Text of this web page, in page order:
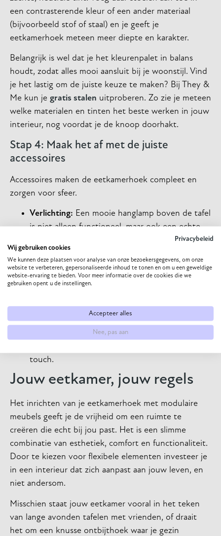
een contrasterende kleur of een ander materiaal
(bijvoorbeeld stof of staal) en je geeft je
eetkamerhoek meteen meer diepte en karakter.
Belangrijk is wel dat je het kleurenpalet in balans
houdt, zodat alles mooi aansluit bij je woonstijl. Vind
je het lastig om de juiste keuze te maken? Bij They &
Me kun je gratis stalen uitproberen. Zo zie je meteen
welke materialen en tinten het beste werken in jouw
interieur, nog voordat je de knoop doorhakt.
Stap 4: Maak het af met de juiste
accessoires
Accessoires maken de eetkamerhoek compleet en
zorgen voor sfeer.
Verlichting: Een mooie hanglamp boven de tafel
is niet alleen functioneel, maar ook een echte
blikvanger. Kies voor dimbare verlichting om de
Textiel: Kussensop de eetkamerbank zorgen
voor extra comfort en kleur. Een vloerkleed
een gevoel van warmte en eenheid creëren.
Decoratie:Een vaas met bloemen op tafel, een
paar mooie kandelaars of een kunstwerk aan de
touch.
Jouw eetkamer, jouw regels
Het inrichten van je eetkamerhoek met modulaire
meubels geeft je de vrijheid om een ruimte te
creëren die echt bij jou past. Het is een slimme
combinatie van esthetiek, comfort en functionaliteit.
Door te kiezen voor flexibele elementen investeer je
in een interieur dat zich aanpast aan jouw leven, en
niet andersom.
Misschien staat jouw eetkamer vooral in het teken
van lange avonden tafelen met vrienden, of draait
het om een knusse ontbijthoek waar je gezin
Privacybeleid
Wij gebruiken cookies
We kunnen deze plaatsen voor analyse van onze bezoekersgegevens, om onze
website te verbeteren, gepersonaliseerde inhoud te tonen en om u een geweldige
website-ervaring te bieden. Voor meer informatie over de cookies die we
gebruiken opent u de instellingen.
Accepteer alles
Nee, pas aan